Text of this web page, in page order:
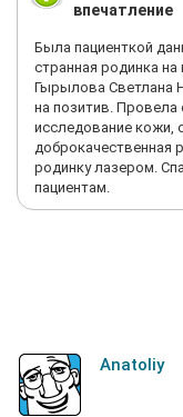
впечатление
Была пациенткой
странная родинка
Гырылова Светлана
на позитив. Провела
исследование кожи,
доброкачественная
родинку лазером.
пациентам.
Anatoliy